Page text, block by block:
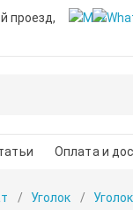
проезд,
Оплата и
Уголок